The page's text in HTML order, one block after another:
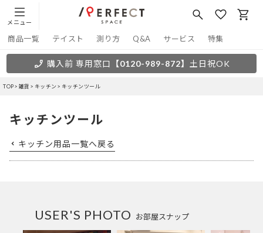
メニュー
商品一覧 テイスト 測り方 Q&A サービス 特集
購入前 専用窓口 【0120-989-872】 土日祝OK
TOP 雑貨 キッチン キッチンツール
キッチンツール
キッチン用品一覧へ戻る
お部屋スナップ
USER'S PHOTO